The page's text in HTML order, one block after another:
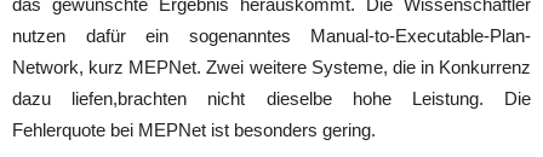
nutzen dafür ein sogenanntes Manual-to-Executable-Plan-
Network, kurz MEPNet. Zwei weitere Systeme, die in Konkurrenz
dazu liefen,brachten nicht dieselbe hohe Leistung. Die
Fehlerquote bei MEPNet ist besonders gering.